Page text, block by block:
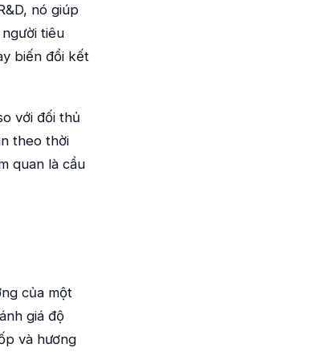
nó giúp
tiêu
biến đổi kết
với đối thủ
theo thời
quan là cầu
của một
giá độ
và hương